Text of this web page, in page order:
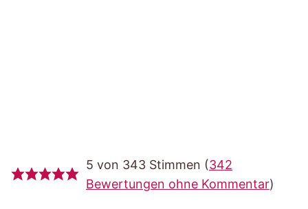
5 von 343 Stimmen (342
Bewertungen ohne Kommentar)